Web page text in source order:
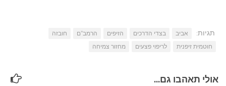
תגיות: אביב בצדי הדרכים הזיפים הרמב"ם
חובזה
חוטמית זיפנית
לריפוי פצעים מחזור צמיחה
אולי תאהבו גם...